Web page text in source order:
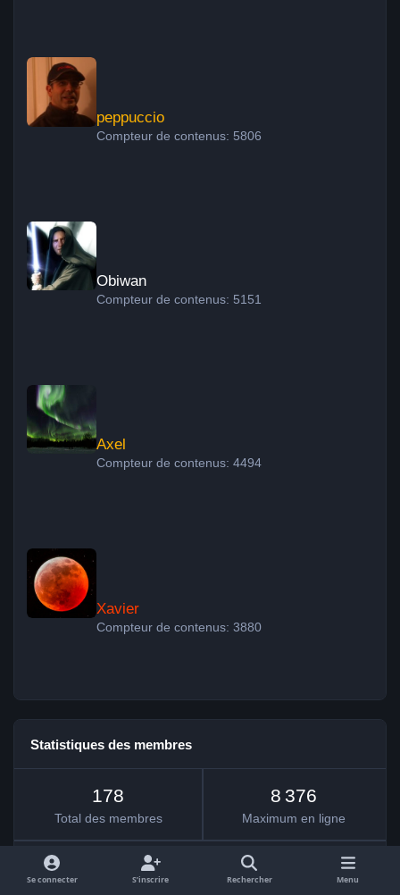
peppuccio
Compteur de contenus: 5806
Obiwan
Compteur de contenus: 5151
Axel
Compteur de contenus: 4494
Xavier
Compteur de contenus: 3880
Statistiques des membres
178
Total des membres
8 376
Maximum en ligne
messier63
Membre le plus récent·19 juillet
Se connecter S’inscrire Rechercher Menu